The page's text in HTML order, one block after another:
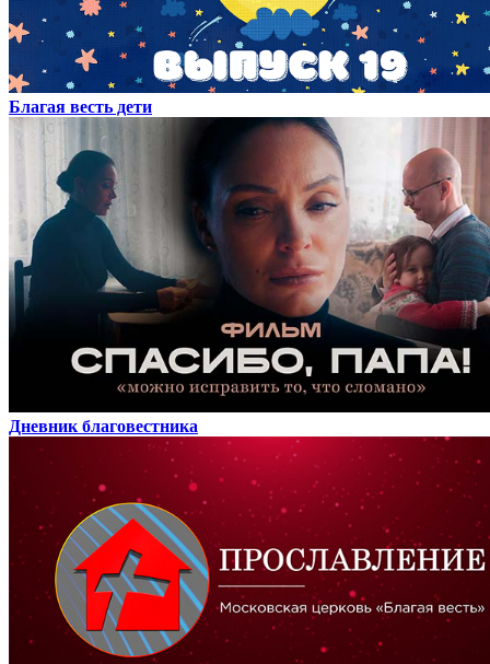
Благая весть дети
Дневник благовестника